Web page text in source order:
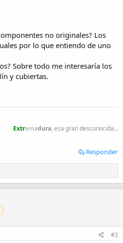
no originales? Los
por lo que entiendo de uno
Sobre todo me interesaría los
y cubiertas.
Extremadura, esa gran desconocida...
Responder
#2